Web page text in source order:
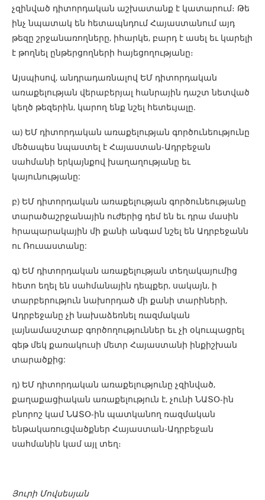
չզինված դիտորդական աշխատանք է կատարում։ Թե
ինչ նպատակ են հետապնդում Հայաստանում այդ
թեզը շրջանառողները, իհարկե, բարդ է ասել եւ կարելի
է թողնել ընթերցողների հայեցողությանը։
Այսպիսով, անդրադառնալով ԵՄ դիտորդական
առաքելության վերաբերյալ հանրային դաշտ նետված
կեղծ թեզերին, կարող ենք նշել հետեւյալը.
ա) ԵՄ դիտորդական առաքելության գործունեությունը
մեծապես նպաստել է Հայաստան-Ադրբեջան
սահմանի երկայնքով խաղաղությանը եւ
կայունությանը:
բ) ԵՄ դիտորդական առաքելության գործունեությանը
տարածաշրջանային ուժերից դեմ են եւ դրա մասին
հրապարակային մի քանի անգամ նշել են Ադրբեջանն
ու Ռուսաստանը:
գ) ԵՄ դիտորդական առաքելության տեղակայումից
հետո եղել են սահմանային դեպքեր, սակայն, ի
տարբերություն նախորդած մի քանի տարիների,
Ադրբեջանը չի նախաձեռնել ռազմական
լայնամասշտաբ գործողություններ եւ չի օկուպացրել
գեթ մեկ քառակուսի մետր Հայաստանի ինքիշխան
տարածքից:
դ) ԵՄ դիտորդական առաքելությունը չզինված,
քաղաքացիական առաքելություն է, չունի ՆԱՏՕ-ին
բնորոշ կամ ՆԱՏՕ-ին պատկանող ռազմական
ենթակառուցվածքներ Հայաստան-Ադրբեջան
սահմանին կամ այլ տեղ։
Յուրի Մովսեսյան